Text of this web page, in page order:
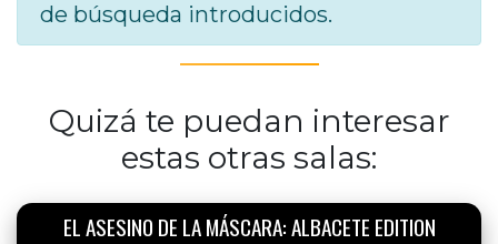
de búsqueda introducidos.
Quizá te puedan interesar
estas otras salas:
EL ASESINO DE LA MÁSCARA: ALBACETE EDITION